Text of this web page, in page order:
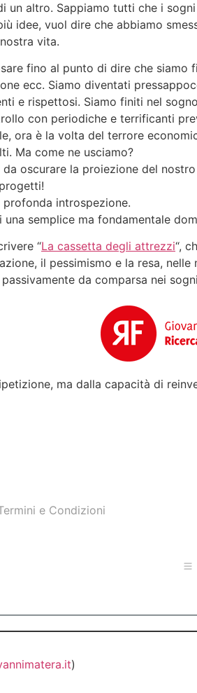
un altro. Sappiamo tutti che i
idee, vuol dire che abbiamo
vita.
fino al punto di dire che siamo
ecc. Siamo diventati
e rispettosi. Siamo finiti nel
con periodiche e terrificanti
ora è la volta del terrore
Ma come ne usciamo?
oscurare la proiezione del
profonda introspezione.
semplice ma fondamentale
“La cassetta degli attrezzi“,
il pessimismo e la resa,
da comparsa nei
ma dalla capacità di
e Condizioni
)